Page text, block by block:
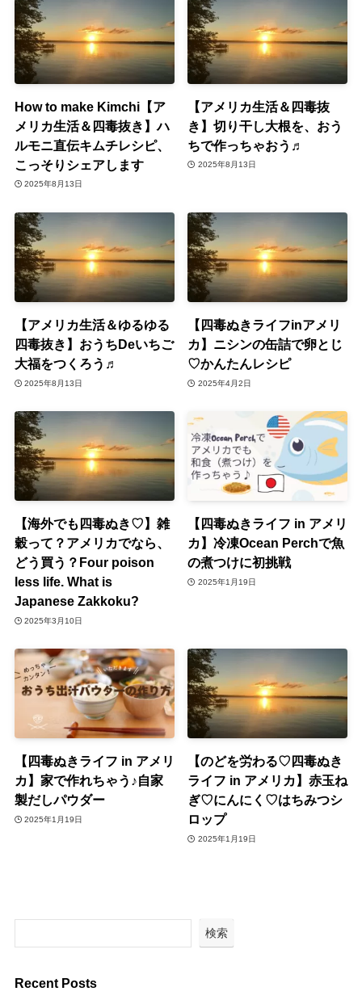
How to make Kimchi【ア
メリカ生活＆四毒抜き】ハ
ルモニ直伝キムチレシピ、
こっそりシェアします
2025年8月13日
【アメリカ生活＆四毒抜
き】切り干し大根を、おう
ちで作っちゃおう♬
2025年8月13日
【アメリカ生活＆ゆるゆる
四毒抜き】おうちDeいちご
大福をつくろう♬
2025年8月13日
【四毒ぬきライフinアメリ
カ】ニシンの缶詰で卵とじ
♡かんたんレシピ
2025年4月2日
【海外でも四毒ぬき♡】雑
穀って？アメリカでなら、
どう買う？Four poison
less life. What is
Japanese Zakkoku?
2025年3月10日
【四毒ぬきライフ in アメリ
カ】冷凍Ocean Perchで魚
の煮つけに初挑戦
2025年1月19日
【四毒ぬきライフ in アメリ
カ】家で作れちゃう♪自家
製だしパウダー
2025年1月19日
【のどを労わる♡四毒ぬき
ライフ in アメリカ】赤玉ね
ぎ♡にんにく♡はちみつシ
ロップ
2025年1月19日
検索
Recent Posts